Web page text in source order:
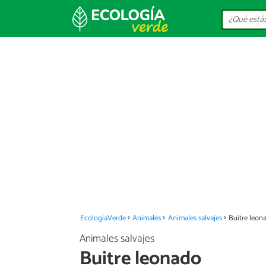
EcologíaVerde Animales Animales salvajes Buitre
Animales salvajes
Buitre leonado